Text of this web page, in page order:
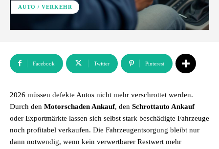
AUTO / VERKEHR
Facebook Twitter Pinterest
2026 müssen defekte Autos nicht mehr verschrottet werden.
Durch den Motorschaden Ankauf, den Schrottauto Ankauf
oder Exportmärkte lassen sich selbst stark beschädigte Fahrzeuge
noch profitabel verkaufen. Die Fahrzeugentsorgung bleibt nur
dann notwendig, wenn kein verwertbarer Restwert mehr